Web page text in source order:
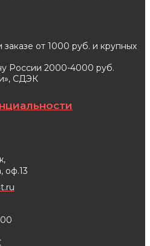
от 1000 руб. и крупных
России 2000-4000 руб.
СДЭК
оф.13